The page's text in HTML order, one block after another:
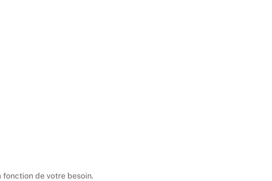
de votre besoin.